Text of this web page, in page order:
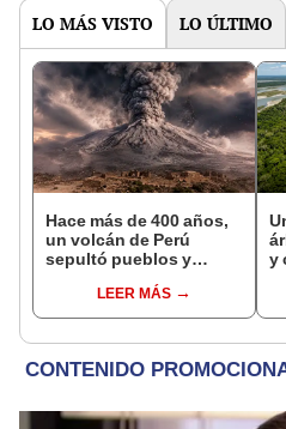
LO MÁS VISTO LO ÚLTIMO
Hace más de 400 años,
un volcán de Perú
sepultó pueblos y
veranos más fríos de la
historia: sigue bajo
LEER MÁS
y